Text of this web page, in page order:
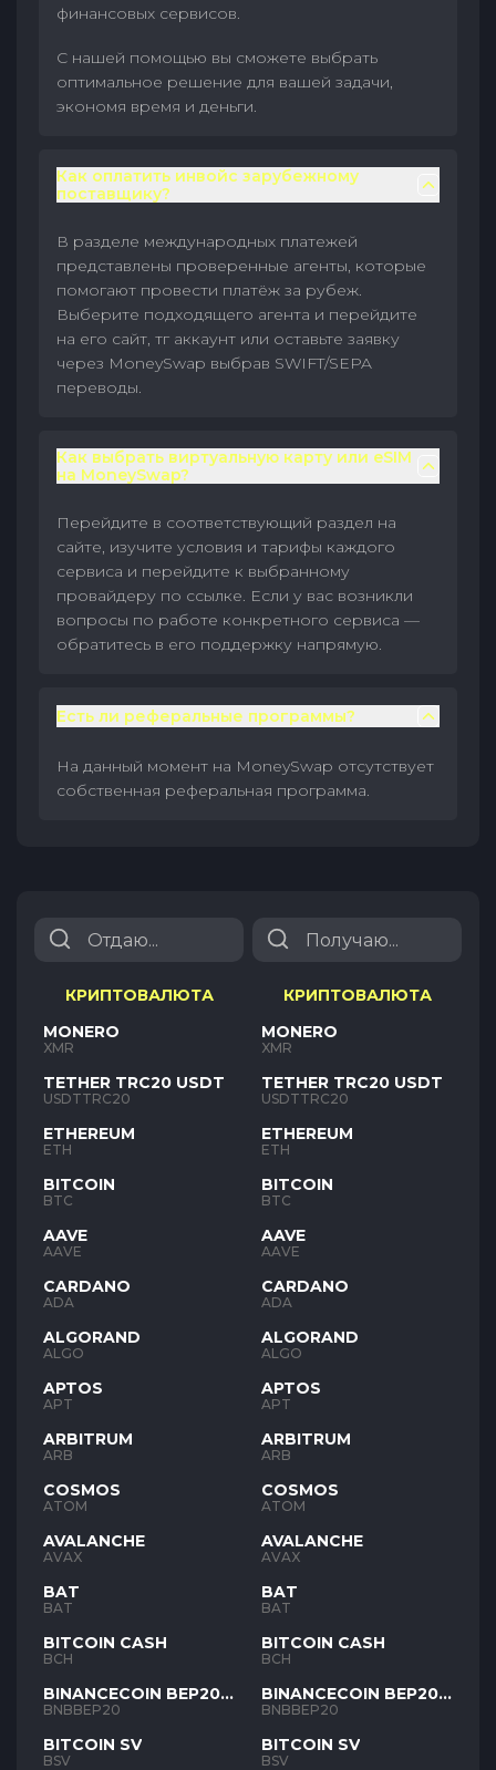
финансовых сервисов.
С нашей помощью вы сможете выбрать
оптимальное решение для вашей задачи,
экономя время и деньги.
Как оплатить инвойс зарубежному
поставщику?
В разделе международных платежей
представлены проверенные агенты, которые
помогают провести платёж за рубеж.
Выберите подходящего агента и перейдите
на его сайт, тг аккаунт или оставьте заявку
через MoneySwap выбрав SWIFT/SEPA
переводы.
Как выбрать виртуальную карту или eSIM
на MoneySwap?
Перейдите в соответствующий раздел на
сайте, изучите условия и тарифы каждого
сервиса и перейдите к выбранному
провайдеру по ссылке. Если у вас возникли
вопросы по работе конкретного сервиса —
обратитесь в его поддержку напрямую.
Есть ли реферальные программы?
На данный момент на MoneySwap отсутствует
собственная реферальная программа.
КРИПТОВАЛЮТА
MONERO
XMR
TETHER TRC20 USDT
USDTTRC20
ETHEREUM
ETH
BITCOIN
BTC
AAVE
AAVE
CARDANO
ADA
ALGORAND
ALGO
APTOS
APT
ARBITRUM
ARB
COSMOS
ATOM
AVALANCHE
AVAX
BAT
BAT
BITCOIN CASH
BCH
BINANCECOIN BEP20
BNB
BNBBEP20
BITCOIN SV
BSV
КРИПТОВАЛЮТА
MONERO
XMR
TETHER TRC20 USDT
USDTTRC20
ETHEREUM
ETH
BITCOIN
BTC
AAVE
AAVE
CARDANO
ADA
ALGORAND
ALGO
APTOS
APT
ARBITRUM
ARB
COSMOS
ATOM
AVALANCHE
AVAX
BAT
BAT
BITCOIN CASH
BCH
BINANCECOIN BEP20
BNB
BNBBEP20
BITCOIN SV
BSV